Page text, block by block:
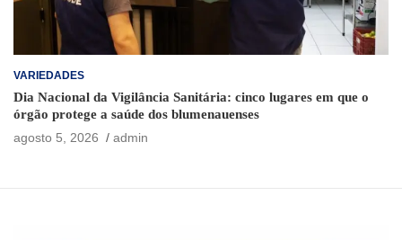
VARIEDADES
Dia Nacional da Vigilância Sanitária: cinco lugares em que o
órgão protege a saúde dos blumenauenses
agosto 5, 2026
admin